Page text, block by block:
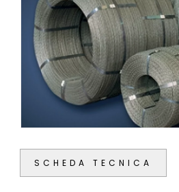
SCHEDA TECNICA